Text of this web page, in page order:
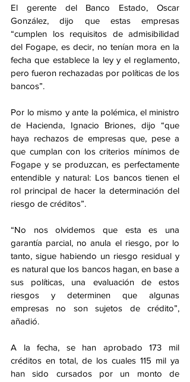
El gerente del Banco Estado, Oscar
González, dijo que estas empresas
“cumplen los requisitos de admisibilidad
del Fogape, es decir, no tenían mora en la
fecha que establece la ley y el reglamento,
pero fueron rechazadas por políticas de los
bancos”.
Por lo mismo y ante la polémica, el ministro
de Hacienda, Ignacio Briones, dijo “que
haya rechazos de empresas que, pese a
que cumplan con los criterios mínimos de
Fogape y se produzcan, es perfectamente
entendible y natural: Los bancos tienen el
rol principal de hacer la determinación del
riesgo de créditos”.
“No nos olvidemos que esta es una
garantía parcial, no anula el riesgo, por lo
tanto, sigue habiendo un riesgo residual y
es natural que los bancos hagan, en base a
sus políticas, una evaluación de estos
riesgos y determinen que algunas
empresas no son sujetos de crédito”,
añadió.
A la fecha, se han aprobado 173 mil
créditos en total, de los cuales 115 mil ya
han sido cursados por un monto de